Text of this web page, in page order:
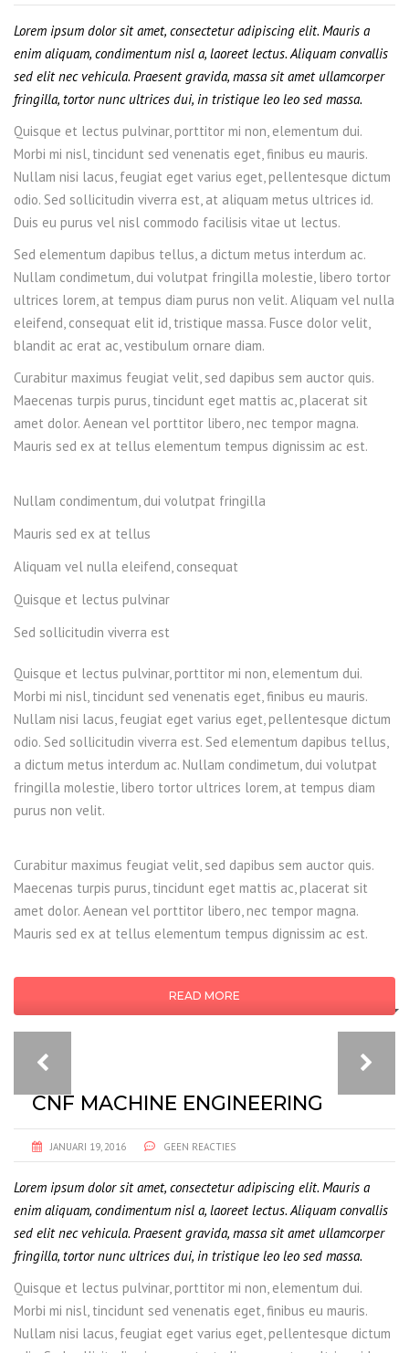
Lorem ipsum dolor sit amet, consectetur adipiscing elit. Mauris a
enim aliquam, condimentum nisl a, laoreet lectus. Aliquam convallis
sed elit nec vehicula. Praesent gravida, massa sit amet ullamcorper
fringilla, tortor nunc ultrices dui, in tristique leo leo sed massa.
Quisque et lectus pulvinar, porttitor mi non, elementum dui.
Morbi mi nisl, tincidunt sed venenatis eget, finibus eu mauris.
Nullam nisi lacus, feugiat eget varius eget, pellentesque dictum
odio. Sed sollicitudin viverra est, at aliquam metus ultrices id.
Duis eu purus vel nisl commodo facilisis vitae ut lectus.
Sed elementum dapibus tellus, a dictum metus interdum ac.
Nullam condimetum, dui volutpat fringilla molestie, libero tortor
ultrices lorem, at tempus diam purus non velit. Aliquam vel nulla
eleifend, consequat elit id, tristique massa. Fusce dolor velit,
blandit ac erat ac, vestibulum ornare diam.
Curabitur maximus feugiat velit, sed dapibus sem auctor quis.
Maecenas turpis purus, tincidunt eget mattis ac, placerat sit
amet dolor. Aenean vel porttitor libero, nec tempor magna.
Mauris sed ex at tellus elementum tempus dignissim ac est.
Nullam condimentum, dui volutpat fringilla
Mauris sed ex at tellus
Aliquam vel nulla eleifend, consequat
Quisque et lectus pulvinar
Sed sollicitudin viverra est
Quisque et lectus pulvinar, porttitor mi non, elementum dui.
Morbi mi nisl, tincidunt sed venenatis eget, finibus eu mauris.
Nullam nisi lacus, feugiat eget varius eget, pellentesque dictum
odio. Sed sollicitudin viverra est. Sed elementum dapibus tellus,
a dictum metus interdum ac. Nullam condimetum, dui volutpat
fringilla molestie, libero tortor ultrices lorem, at tempus diam
purus non velit.
Curabitur maximus feugiat velit, sed dapibus sem auctor quis.
Maecenas turpis purus, tincidunt eget mattis ac, placerat sit
amet dolor. Aenean vel porttitor libero, nec tempor magna.
Mauris sed ex at tellus elementum tempus dignissim ac est.
READ MORE
CNF MACHINE ENGINEERING
JANUARI 19, 2016 GEEN REACTIES
Lorem ipsum dolor sit amet, consectetur adipiscing elit. Mauris a
enim aliquam, condimentum nisl a, laoreet lectus. Aliquam convallis
sed elit nec vehicula. Praesent gravida, massa sit amet ullamcorper
fringilla, tortor nunc ultrices dui, in tristique leo leo sed massa.
Quisque et lectus pulvinar, porttitor mi non, elementum dui.
Morbi mi nisl, tincidunt sed venenatis eget, finibus eu mauris.
Nullam nisi lacus, feugiat eget varius eget, pellentesque dictum